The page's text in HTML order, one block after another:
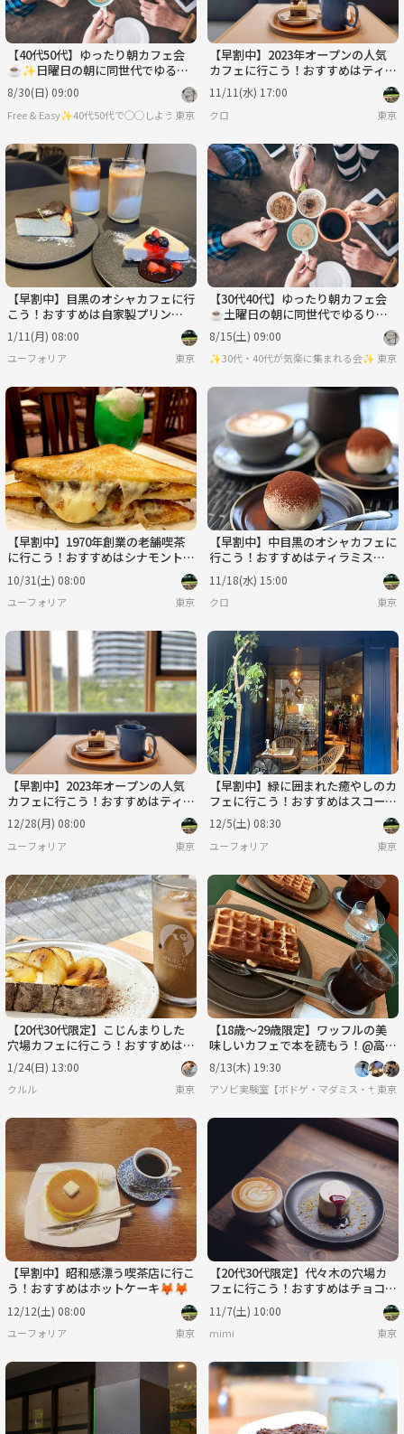
【40代50代】ゆったり朝カフェ会
☕️✨日曜日の朝に同世代でゆるり
とカフェトーク☺️
8/30(日) 09:00
Free & Easy✨40代50代で◯◯しようの会✨
東京
【早割中】2023年オープンの人気
カフェに行こう！おすすめはティラ
ミスです🌸🌸
11/11(水) 17:00
クロ 東京
【早割中】目黒のオシャカフェに行
こう！おすすめは自家製プリン🍒
🍒
1/11(月) 08:00
ユーフォリア 東京
【30代40代】ゆったり朝カフェ会
☕️土曜日の朝に同世代でゆるりと
カフェトーク☺️
8/15(土) 09:00
✨30代・40代が気楽に集まれる会✨ 東京
【早割中】1970年創業の老舗喫茶
に行こう！おすすめはシナモントー
ストです🌸🌸
10/31(土) 08:00
ユーフォリア 東京
【早割中】中目黒のオシャカフェに
行こう！おすすめはティラミス🎀
🎀
11/18(水) 15:00
クロ 東京
【早割中】2023年オープンの人気
カフェに行こう！おすすめはティラ
ミスです🌸🌸
12/28(月) 08:00
ユーフォリア 東京
【早割中】緑に囲まれた癒やしのカ
フェに行こう！おすすめはスコーン
です🌸🌸
12/5(土) 08:30
ユーフォリア 東京
【20代30代限定】こじんまりした
穴場カフェに行こう！おすすめはあ
んバタートーストです🐽🐽
1/24(日) 13:00
クルル 東京
【18歳〜29歳限定】ワッフルの美
味しいカフェで本を読もう！@高輪
ゲートウェイ
8/13(木) 19:30
アソビ実験室【ボドゲ・マダミス・サバゲ
東京
【早割中】昭和感漂う喫茶店に行こ
う！おすすめはホットケーキ🦊🦊
12/12(土) 08:00
ユーフォリア 東京
【20代30代限定】代々木の穴場カ
フェに行こう！おすすめはチョコレ
ートパウンドケーキ🌻🌻
11/7(土) 10:00
mimi 東京